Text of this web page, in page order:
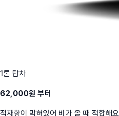
1톤 탑차
62,000원 부터
적재함이 막혀있어 비가 올 때 적합해요